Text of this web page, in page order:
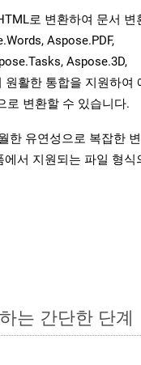
로 변환하여 문서 변
Aspose.PDF,
Aspose.3D,
활한 통합을 지원하여
로 변환할 수 있습니다.
한 유연성으로 복잡한 변
에서 지원되는 파일 형식
는 간단한 단계